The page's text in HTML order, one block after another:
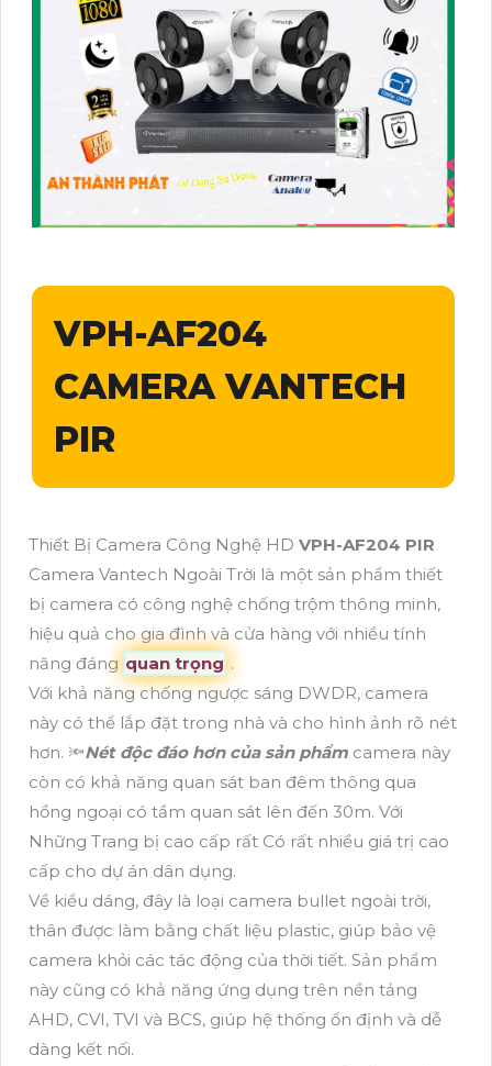
VPH-AF204
CAMERA VANTECH
PIR
Thiết Bị Camera Công Nghệ HD VPH-AF204 PIR
Camera Vantech Ngoài Trời là một sản phẩm thiết
bị camera có công nghệ chống trộm thông minh,
hiệu quả cho gia đình và cửa hàng với nhiều tính
năng đáng quan trọng .
Với khả năng chống ngược sáng DWDR, camera
này có thể lắp đặt trong nhà và cho hình ảnh rõ nét
hơn. 🔦Nét độc đáo hơn của sản phẩm camera này
còn có khả năng quan sát ban đêm thông qua
hồng ngoại có tầm quan sát lên đến 30m. Với
Những Trang bị cao cấp rất Có rất nhiều giá trị cao
cấp cho dự án dân dụng.
Về kiểu dáng, đây là loại camera bullet ngoài trời,
thân được làm bằng chất liệu plastic, giúp bảo vệ
camera khỏi các tác động của thời tiết. Sản phẩm
này cũng có khả năng ứng dụng trên nền tảng
AHD, CVI, TVI và BCS, giúp hệ thống ổn định và dễ
dàng kết nối.